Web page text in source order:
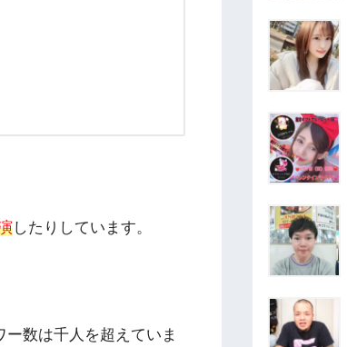
したりしています。
数は千人を超えていま